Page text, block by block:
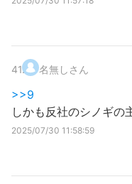
41. 名無しさん
>>9
しかも反社のシノギの
2025/07/30 11:58:59